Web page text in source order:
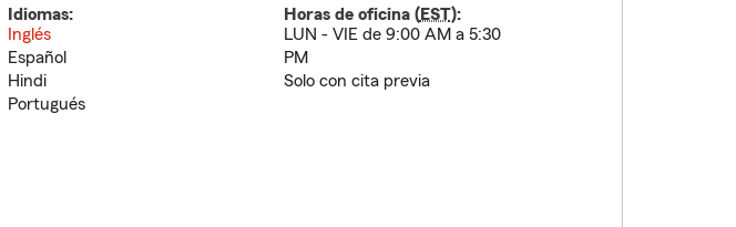
Idiomas:
Inglés
Español
Hindi
Portugués
Horas de oficina (EST):
LUN - VIE de 9:00 AM a 5:30
PM
Solo con cita previa